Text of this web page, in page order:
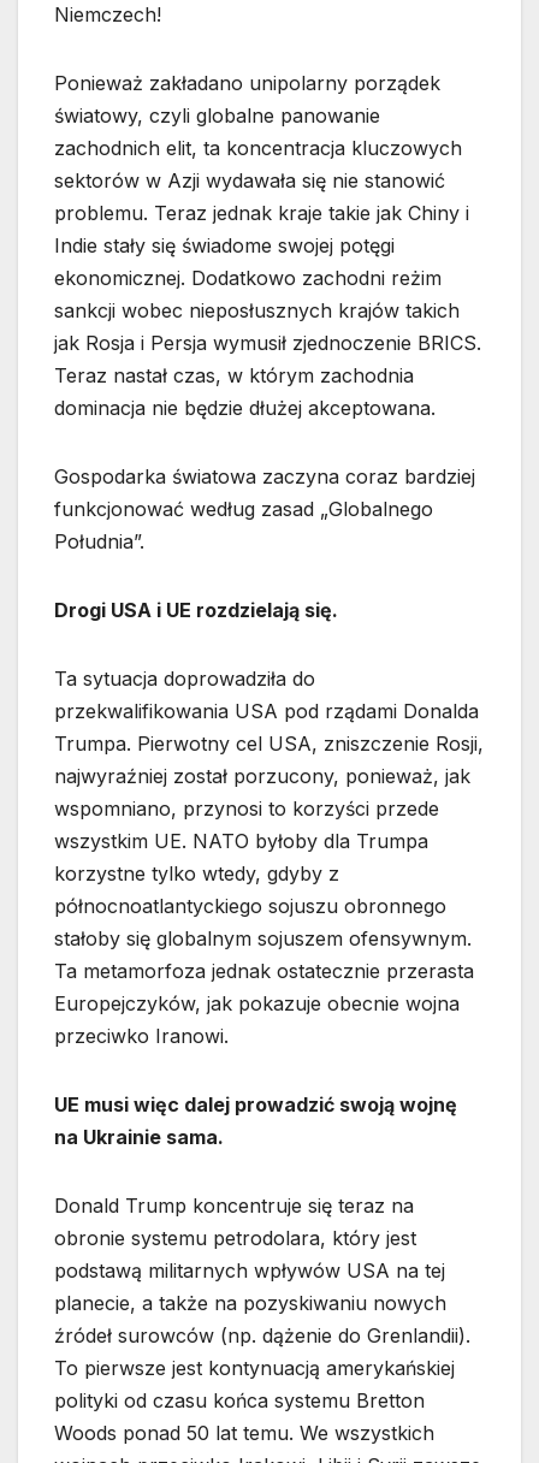
Niemczech!
Ponieważ zakładano unipolarny porządek
światowy, czyli globalne panowanie
zachodnich elit, ta koncentracja kluczowych
sektorów w Azji wydawała się nie stanowić
problemu. Teraz jednak kraje takie jak Chiny i
Indie stały się świadome swojej potęgi
ekonomicznej. Dodatkowo zachodni reżim
sankcji wobec nieposłusznych krajów takich
jak Rosja i Persja wymusił zjednoczenie BRICS.
Teraz nastał czas, w którym zachodnia
dominacja nie będzie dłużej akceptowana.
Gospodarka światowa zaczyna coraz bardziej
funkcjonować według zasad „Globalnego
Południa”.
Drogi USA i UE rozdzielają się.
Ta sytuacja doprowadziła do
przekwalifikowania USA pod rządami Donalda
Trumpa. Pierwotny cel USA, zniszczenie Rosji,
najwyraźniej został porzucony, ponieważ, jak
wspomniano, przynosi to korzyści przede
wszystkim UE. NATO byłoby dla Trumpa
korzystne tylko wtedy, gdyby z
północnoatlantyckiego sojuszu obronnego
stałoby się globalnym sojuszem ofensywnym.
Ta metamorfoza jednak ostatecznie przerasta
Europejczyków, jak pokazuje obecnie wojna
przeciwko Iranowi.
UE musi więc dalej prowadzić swoją wojnę
na Ukrainie sama.
Donald Trump koncentruje się teraz na
obronie systemu petrodolara, który jest
podstawą militarnych wpływów USA na tej
planecie, a także na pozyskiwaniu nowych
źródeł surowców (np. dążenie do Grenlandii).
To pierwsze jest kontynuacją amerykańskiej
polityki od czasu końca systemu Bretton
Woods ponad 50 lat temu. We wszystkich